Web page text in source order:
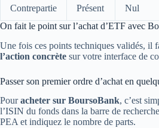
Contrepartie Présent Nul
On fait le point sur l’achat d’ETF avec
Une fois ces points techniques validés, il
l’action concrète sur votre interface de
Passer son premier ordre d’achat en
Pouracheter sur BoursoBank, c’est
l’ISIN du fonds dans la barre de
PEA et indiquez le nombre de parts.